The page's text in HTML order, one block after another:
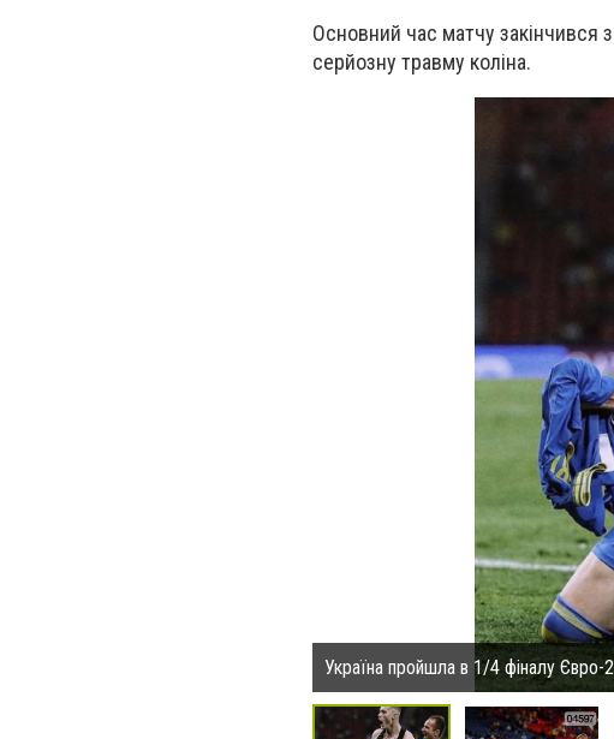
Основний час матчу закінчився
серйозну травму коліна.
Україна пройшла в 1/4 фіналу Євро-